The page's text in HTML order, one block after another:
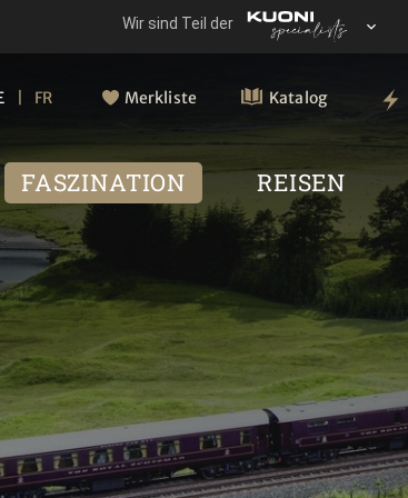
FR Merkliste Katalog
FASZINATION REISEN